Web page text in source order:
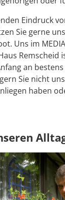
Eindruck
Sie gerne
Uns im
Remscheid
an
Sie nicht
haben